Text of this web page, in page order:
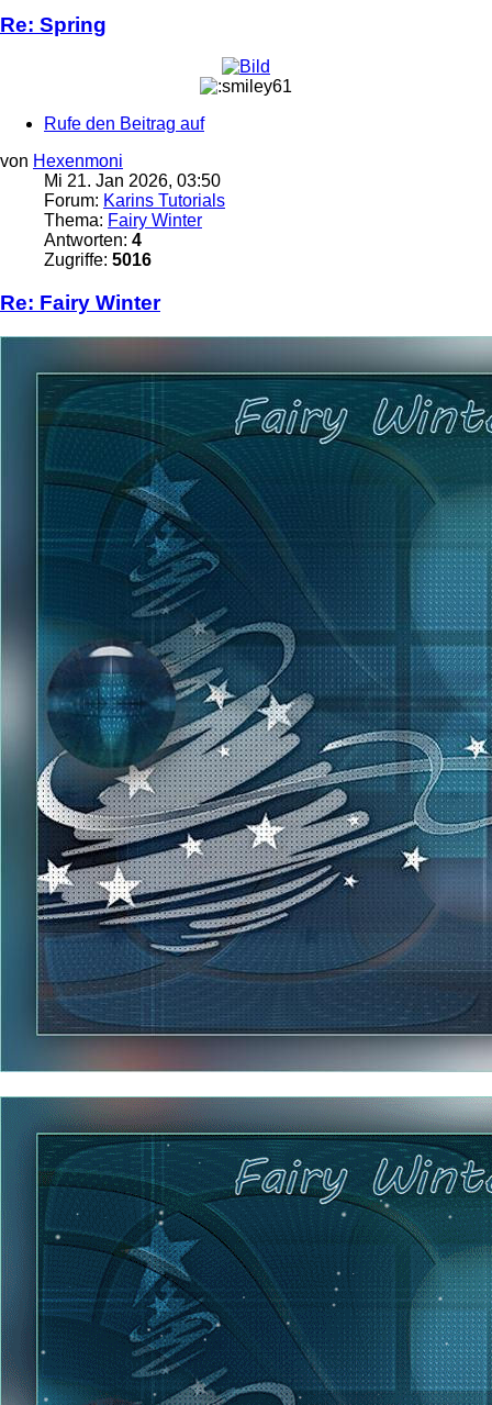
Re: Spring
Rufe den Beitrag auf
von Hexenmoni
Mi 21. Jan 2026, 03:50
Forum: Karins Tutorials
Thema: Fairy Winter
Antworten: 4
Zugriffe: 5016
Re: Fairy Winter